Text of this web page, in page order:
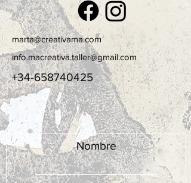
marta@creativama.com
info.macreativa.taller@gmail.com
+34-658740425
Nombre